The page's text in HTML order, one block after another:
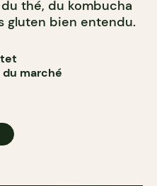
thé, du kombucha
gluten bien entendu.
marché